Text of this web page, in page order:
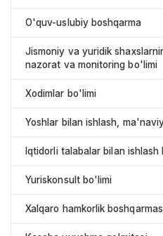
O'quv-uslubiy boshqarma
Jismoniy va yuridik
nazorat va monitoring bo'limi
Xodimlar bo'limi
Yoshlar bilan ishlash,
Iqtidorli talabalar bilan ishlash
Yuriskonsult bo'limi
Xalqaro hamkorlik